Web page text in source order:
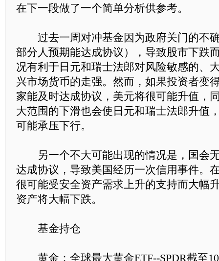
在下一段做了一个简单分析供参考。
过去一周对冲基金因为政府关门的不
部分人预期能达成协议），导致股市下跌
况有利于日元和瑞士法郎对风险敏感的、
兴市场货币的走强。然而，如果投资者变
家能及时达成协议，美元将很可能升值，
大范围的下滑也会使日元和瑞士法郎升值
可能承压下行。
另一个不大可能出现的情况是，国会
达成协议，导致美国经历一次信用事件。
很可能受安全资产需求上升的支持而大幅
资产将大幅下跌。
基金持仓
黄金：全球最大黄金ETF--SPDR截至